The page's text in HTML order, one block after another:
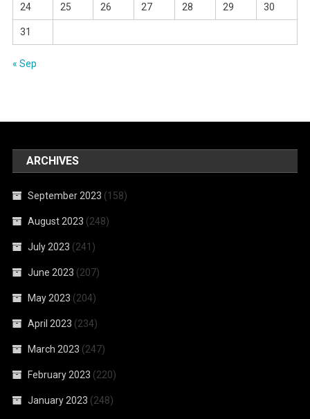
24 25 26 27 28 29 30
31
« Sep
ARCHIVES
September 2023 (158)
August 2023 (248)
July 2023 (241)
June 2023 (207)
May 2023 (204)
April 2023 (234)
March 2023 (247)
February 2023 (220)
January 2023 (248)